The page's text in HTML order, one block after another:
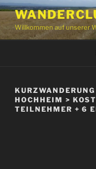
Zum
Inhalt
springenWillkommen auf unserer
HOCHHEIM >
TEILNEHMER + 6